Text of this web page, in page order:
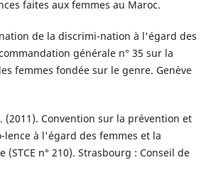
faites aux femmes au Maroc.
de la discrimi-nation à l'égard des
générale n° 35 sur la
femmes fondée sur le genre. Genève
(2011). Convention sur la prévention et
lence à l'égard des femmes et la
(STCE n° 210). Strasbourg : Conseil de